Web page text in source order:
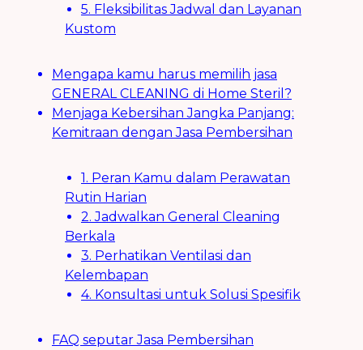
5. Fleksibilitas Jadwal dan Layanan
Kustom
Mengapa kamu harus memilih jasa
GENERAL CLEANING di Home Steril?
Menjaga Kebersihan Jangka Panjang:
Kemitraan dengan Jasa Pembersihan
1. Peran Kamu dalam Perawatan
Rutin Harian
2. Jadwalkan General Cleaning
Berkala
3. Perhatikan Ventilasi dan
Kelembapan
4. Konsultasi untuk Solusi Spesifik
FAQ seputar Jasa Pembersihan